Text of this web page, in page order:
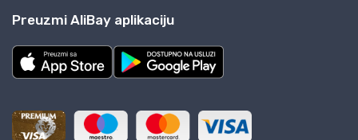
Preuzmi AliBay aplikaciju